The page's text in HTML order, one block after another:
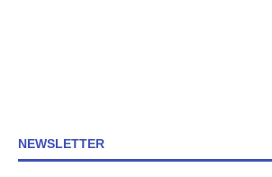
NEWSLETTER